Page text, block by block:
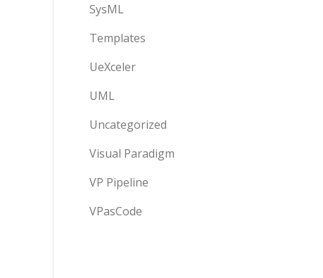
SysML
Templates
UeXceler
UML
Uncategorized
Visual Paradigm
VP Pipeline
VPasCode